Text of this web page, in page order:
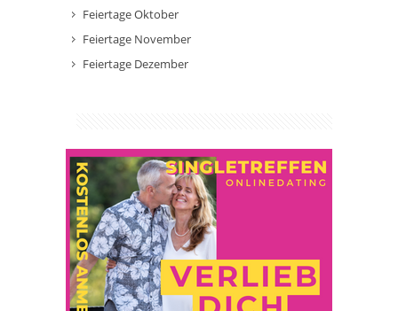
Feiertage Oktober
Feiertage November
Feiertage Dezember